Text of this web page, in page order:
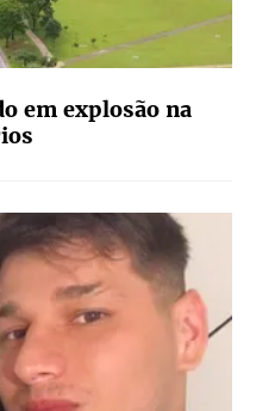
em explosão na